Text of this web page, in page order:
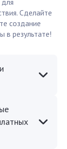
Сделайте
создание
в результате!